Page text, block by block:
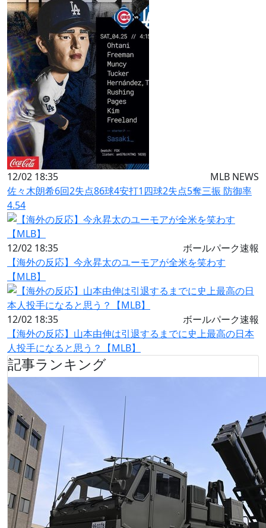
12/02 18:35
MLB NEWS
佐々木朗希6回2失点86球4安打1四球2失点5奪三振 防御率
4.54
12/02 18:35
ボールパーク速報
【海外の反応】今永昇太のユーモアが全米を笑わす
【MLB】
12/02 18:35
ボールパーク速報
【海外の反応】山本由伸は引退するまでに史上最高の日本
人投手になると思う？【MLB】
記事ランキング